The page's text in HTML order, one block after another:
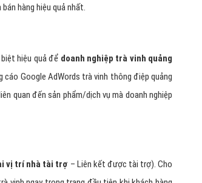
hàng hiệu quả nhất.
hiệu quả để doanh nghiệp trà vinh quảng
cáo Google AdWords trà vinh thông điệp quảng
quan đến sản phẩm/dịch vụ mà doanh nghiệp
vị trí nhà tài trợ – Liên kết được tài trợ). Cho